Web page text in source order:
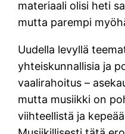
materiaali olisi heti
mutta parempi
Uudella levyllä
yhteiskunnallisia ja
vaalirahoitus –
mutta musiikki on
viihteellistä ja